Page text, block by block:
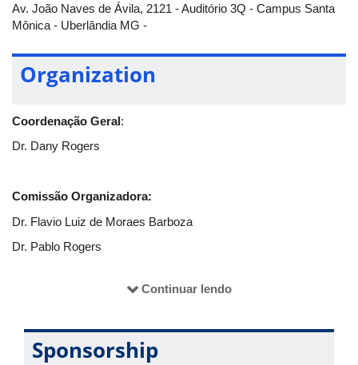
Av. João Naves de Ávila, 2121 - Auditório 3Q - Campus Santa
Mônica - Uberlândia MG -
Organization
Coordenação Geral:
Dr. Dany Rogers
Comissão Organizadora:
Dr. Flavio Luiz de Moraes Barboza
Dr. Pablo Rogers
Ana Carolina Gomes de Oliveira da Costa
Continuar lendo
Sponsorship